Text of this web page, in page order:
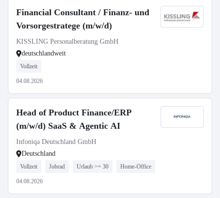
Financial Consultant / Finanz- und
Vorsorgestratege (m/w/d)
KISSLING Personalberatung GmbH
deutschlandweit
Vollzeit
04.08.2026
Head of Product Finance/ERP
(m/w/d) SaaS & Agentic AI
Infoniqa Deutschland GmbH
Deutschland
Vollzeit Jobrad Urlaub >= 30 Home-Office
04.08.2026